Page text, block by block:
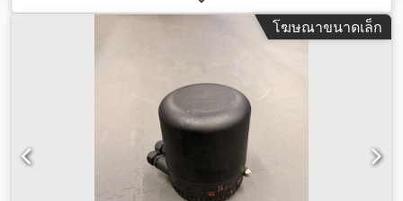
โฆษณาขนาดเล็ก